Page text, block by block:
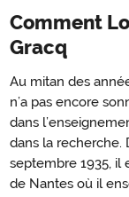
Comment
Gracq
Au mitan des
n’a pas encore
dans
dans la recherche.
septembre 1935, il
de Nantes où il